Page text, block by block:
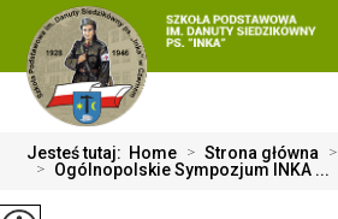
Jesteś tutaj: Home > Strona główna >
> Ogólnopolskie Sympozjum INKA ...